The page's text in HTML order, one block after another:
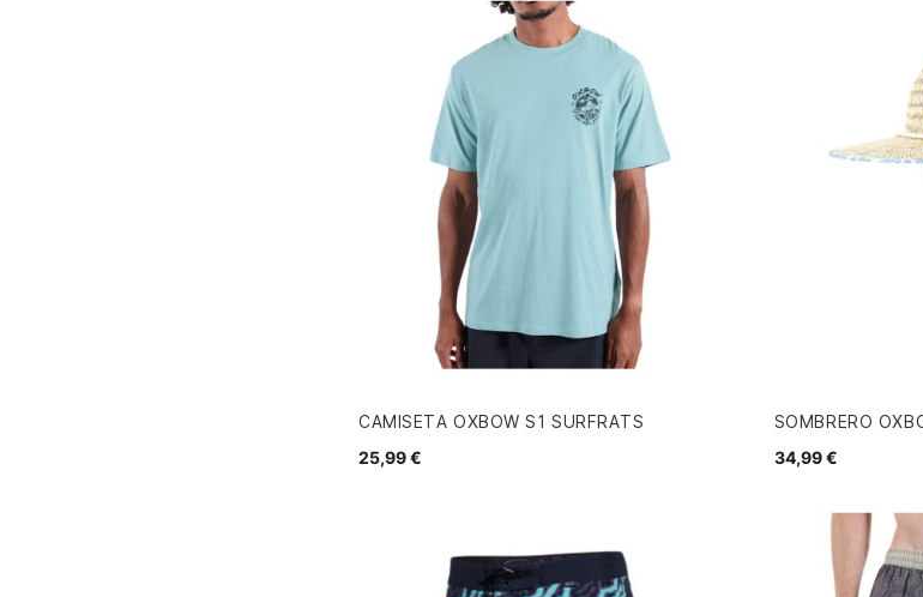
CAMISETA OXBOW S1 SURFRATS
25,99 €
SOMBRERO
34,99 €